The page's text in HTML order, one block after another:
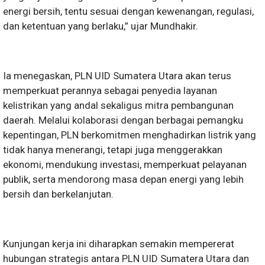
energi bersih, tentu sesuai dengan kewenangan, regulasi,
dan ketentuan yang berlaku,” ujar Mundhakir.
Ia menegaskan, PLN UID Sumatera Utara akan terus
memperkuat perannya sebagai penyedia layanan
kelistrikan yang andal sekaligus mitra pembangunan
daerah. Melalui kolaborasi dengan berbagai pemangku
kepentingan, PLN berkomitmen menghadirkan listrik yang
tidak hanya menerangi, tetapi juga menggerakkan
ekonomi, mendukung investasi, memperkuat pelayanan
publik, serta mendorong masa depan energi yang lebih
bersih dan berkelanjutan.
Kunjungan kerja ini diharapkan semakin mempererat
hubungan strategis antara PLN UID Sumatera Utara dan